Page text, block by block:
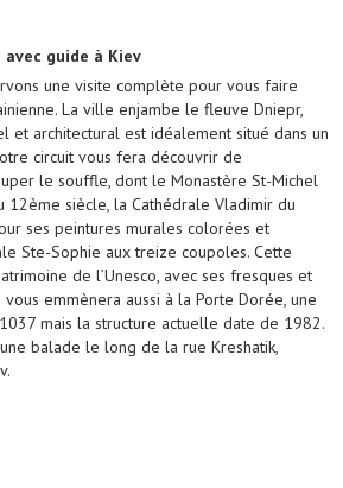
guide à Kiev
une visite complète pour vous faire
La ville enjambe le fleuve Dniepr,
et architectural est idéalement situé dans un
circuit vous fera découvrir de
le souffle, dont le Monastère St-Michel
12ème siècle, la Cathédrale Vladimir du
ses peintures murales colorées et
Ste-Sophie aux treize coupoles. Cette
de l’Unesco, avec ses fresques et
emmènera aussi à la Porte Dorée, une
mais la structure actuelle date de 1982.
balade le long de la rue Kreshatik,